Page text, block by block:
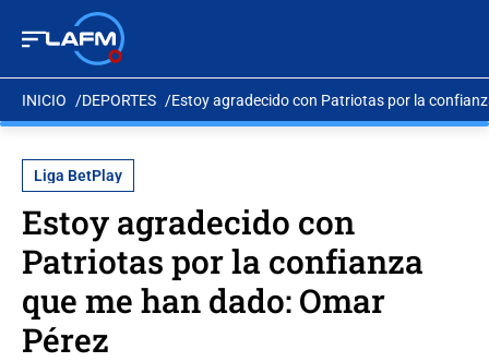
INICIO DEPORTES Estoy agradecido con Patriotas por la
Liga BetPlay
Estoy agradecido con
Patriotas por la confianza
que me han dado: Omar
Pérez